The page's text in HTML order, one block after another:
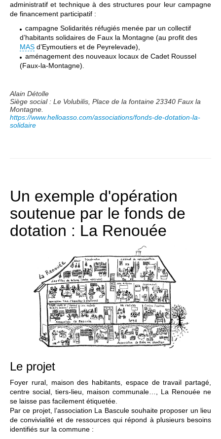
administratif et technique à des structures pour leur campagne
de financement participatif :
campagne Solidarités réfugiés menée par un collectif
d’habitants solidaires de Faux la Montagne (au profit des
MAS d’Eymoutiers et de Peyrelevade),
aménagement des nouveaux locaux de Cadet Roussel
(Faux-la-Montagne).
Alain Détolle
Siège social : Le Volubilis, Place de la fontaine 23340 Faux la
Montagne.
https://www.helloasso.com/associations/fonds-de-dotation-la-
solidaire
Un exemple d'opération
soutenue par le fonds de
dotation : La Renouée
Le projet
Foyer rural, maison des habitants, espace de travail partagé,
centre social, tiers-lieu, maison communale…, La Renouée ne
se laisse pas facilement étiquetée.
Par ce projet, l’association La Bascule souhaite proposer un lieu
de convivialité et de ressources qui répond à plusieurs besoins
identifiés sur la commune :